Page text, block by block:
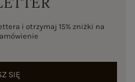
i otrzymaj 15% zniżki na
SIĘ